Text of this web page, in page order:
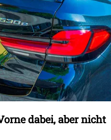
dabei, aber nicht